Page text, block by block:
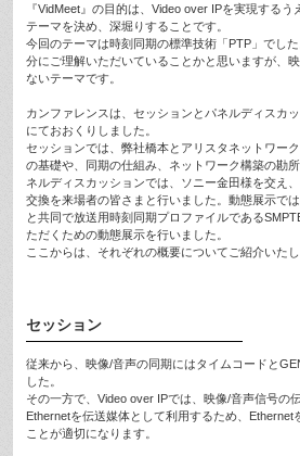
『VidMeet』の目的は、Video over IPを実現する
テーマを決め、深堀りすることです。
今回のテーマは時刻同期の標準技術「PTP」でし
分にご理解いただいていることかと思いますが、
ないテーマです。
カンファレンスは、セッションとパネルディスカ
にておおくりしました。
セッションでは、弊社橋本とアリスタネットワー
の基礎や、同期の仕組み、ネットワーク構築の勘
ネルディスカッションでは、ソニー金田様を交え
交換を来場者の皆さまと行いました。動態展示で
と共同で放送用時刻同期プロファイルである
ただくための動態展示を行いました。
ここからは、それぞれの概要についてご紹介いたし
セッション
従来から、映像/音声の同期にはタイムコードと
した。
その一方で、Video over IPでは、映像/音声信号の
Ethernetを伝送媒体として利用するため、Ethernet
ことが適切になります。